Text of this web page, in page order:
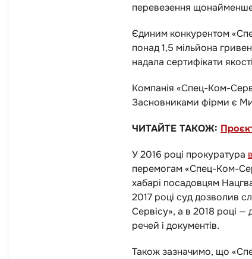
перевезення
Єдиним конкурентом
понад 1,5 мільйона
надала сертифікати
Компанія «Спец-Ком-
Засновниками фірми є
ЧИТАЙТЕ ТАКОЖ:
У 2016 році прокуратура
перемогам «Спец-Ком-
хабарі посадовцям
2017 році суд дозволив
Сервісу», а в 2018 році —
речей і документів.
Також зазначимо, що